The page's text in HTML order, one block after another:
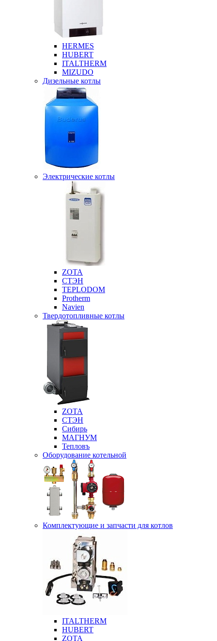
HERMES
HUBERT
ITALTHERM
MIZUDO
Дизельные котлы
Электрические котлы
ZOTA
СТЭН
TEPLODOM
Protherm
Navien
Твердотопливные котлы
ZOTA
СТЭН
Сибирь
МАГНУМ
Тепловъ
Оборудование котельной
Комплектующие и запчасти для котлов
ITALTHERM
HUBERT
ZOTA